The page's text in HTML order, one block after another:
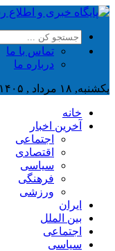
تماس با ما
درباره ما
یکشنبه, ۱۸ مرداد , ۱۴۰۵
خانه
آخرین اخبار
اجتماعی
اقتصادی
سیاسی
فرهنگی
ورزشی
ایران
بین الملل
اجتماعی
سیاسی